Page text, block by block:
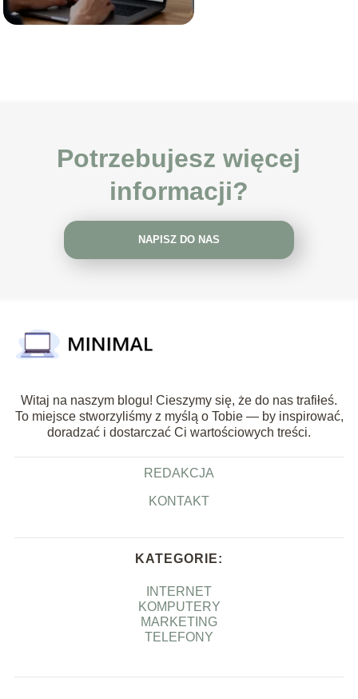
Potrzebujesz więcej
informacji?
NAPISZ DO NAS
Witaj na naszym blogu! Cieszymy się, że do nas trafiłeś.
To miejsce stworzyliśmy z myślą o Tobie — by inspirować,
doradzać i dostarczać Ci wartościowych treści.
REDAKCJA
KONTAKT
KATEGORIE:
INTERNET
KOMPUTERY
MARKETING
TELEFONY